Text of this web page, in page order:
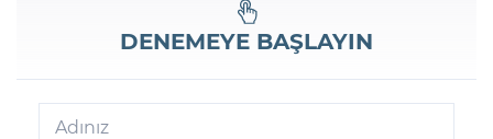
DENEMEYE BAŞLAYIN
Adınız